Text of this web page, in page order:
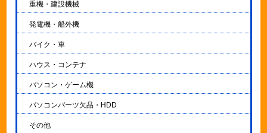
重機・建設機械
発電機・船外機
バイク・車
ハウス・コンテナ
パソコン・ゲーム機
パソコンパーツ欠品・HDD
その他